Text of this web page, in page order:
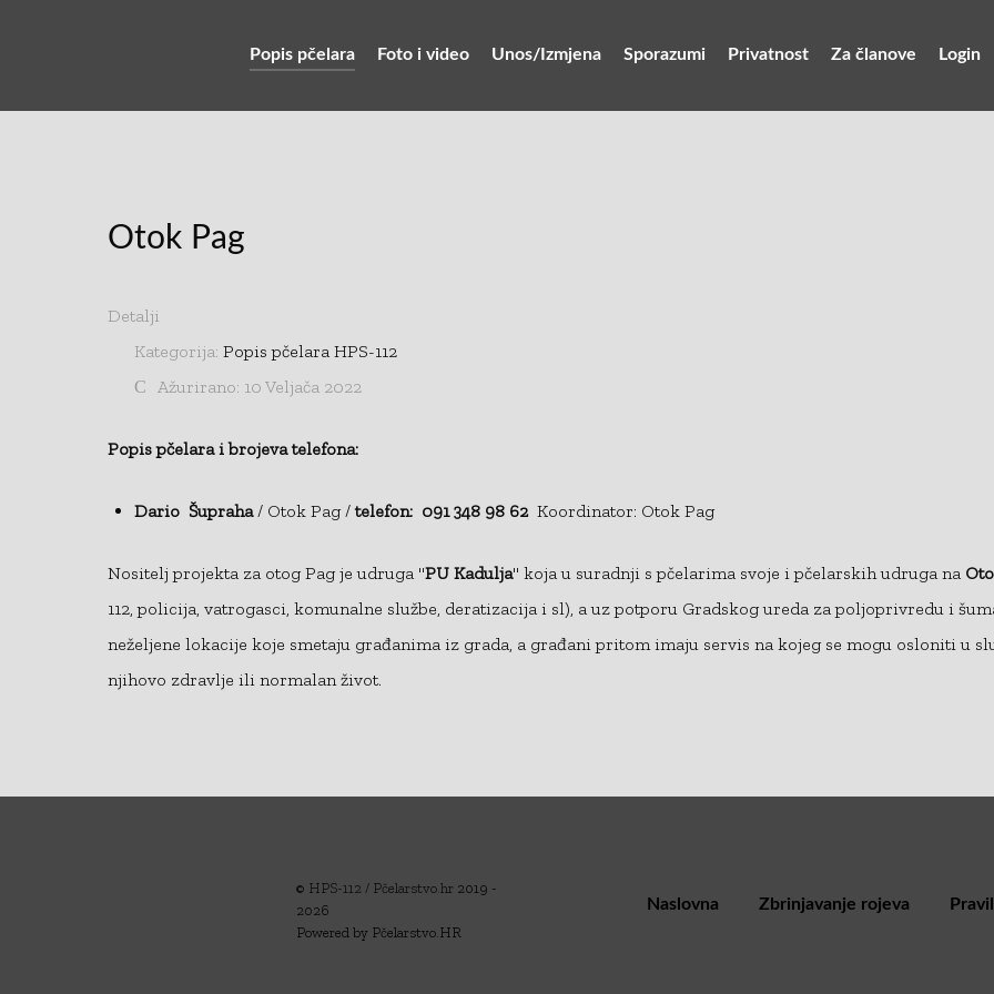
Popis pčelara Foto i video Unos/Izmjena Sporazumi Privatnost Za članove Login
Otok Pag
Detalji
Kategorija: Popis pčelara HPS-112
Ažurirano: 10 Veljača 2022
Popis pčelara i brojeva telefona:
Dario Šupraha/ Otok Pag / telefon: 091 348 98 62 Koordinator: Otok Pag
Nositelj projekta za otog Pag je udruga "PU Kadulja" koja u suradnji s pčelarima svoje i pčelarskih udruga na
112, policija, vatrogasci, komunalne službe, deratizacija i sl), a uz potporu Gradskog ureda za poljoprivredu i
neželjene lokacije koje smetaju građanima iz grada, a građani pritom imaju servis na kojeg se mogu osloniti u
njihovo zdravlje ili normalan život.
© HPS-112 / Pčelarstvo.hr 2019 -
2026
Powered by Pčelarstvo.HR
Naslovna Zbrinjavanje rojeva